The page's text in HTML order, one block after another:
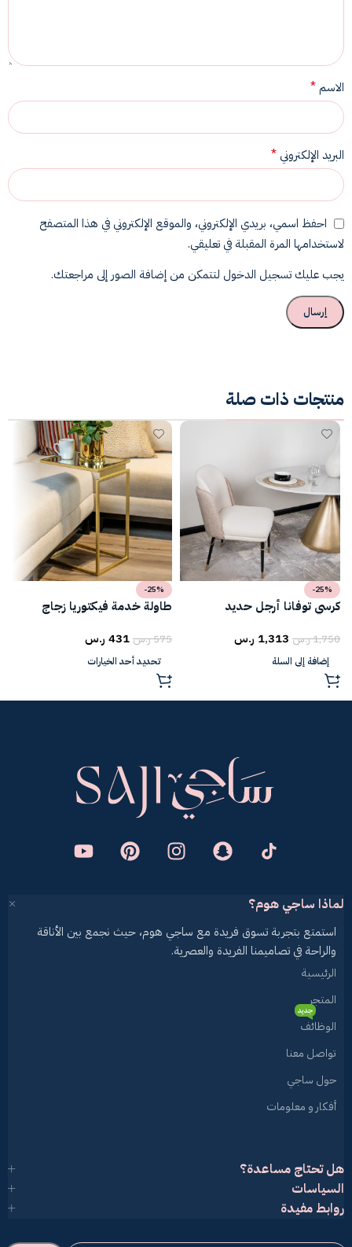
الاسم*
البريد الإلكتروني *
احفظ اسمي، بريدي الإلكتروني، والموقع الإلكتروني في هذا المتصفح
لاستخدامها المرة المقبلة في تعليقي.
يجب عليك تسجيل الدخول لتتمكن من إضافة الصور إلى مراجعتك.
منتجات ذات صلة
-25%
كرسي توفانا أرجل حديد
1,750ر.س 1,313 ر.س
إضافة إلى السلة
-25%
طاولة خدمة فيكتوريا زجاج
575ر.س431 ر.س
تحديد أحد الخيارات
لماذا ساجي هوم؟
استمتع بتجربة تسوق فريدة مع ساجي هوم، حيث نجمع بين الأناقة
والراحة في تصاميمنا الفريدة والعصرية.
الرئيسية
المتجر
الوظائف
جديد
تواصل معنا
حول ساجي
أفكار و معلومات
هل تحتاج مساعدة؟
السياسات
روابط مفيدة